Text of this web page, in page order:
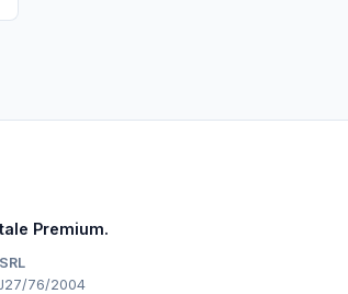
Premium.
J27/76/2004